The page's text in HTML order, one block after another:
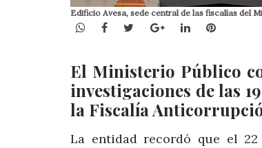
Edificio Avesa, sede central de las fiscalías del
WhatsApp
Facebook
TwitterGoogle+LinkedInPinterest
El Ministerio Público
investigaciones de las
la Fiscalía
La entidad recordó que el